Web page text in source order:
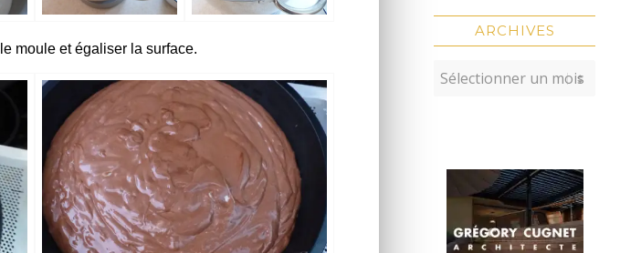
moule et égaliser la surface.
ARCHIVES